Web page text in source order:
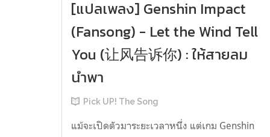
[แปลเพลง] Genshin Impact
(Fansong) - Let the Wind Tell
You (让风告诉你) : ให้สายลม
นำพา
Pick UP! The Song
แม้จะเปิดตัวมาระยะเวลาหนึ่ง แต่เกม Genshin